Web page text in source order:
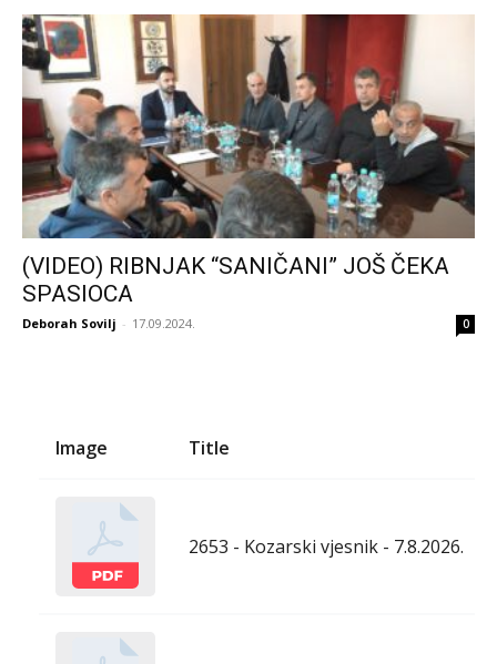
(VIDEO) RIBNJAK “SANIČANI” JOŠ ČEKA
SPASIOCA
Deborah Sovilj - 17.09.2024. 0
Image Title
2653 - Kozarski vjesnik - 7.8.2026.